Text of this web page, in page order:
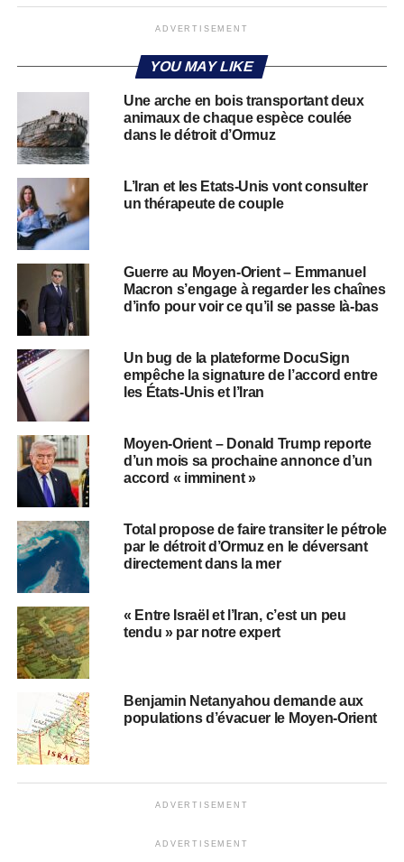
ADVERTISEMENT
YOU MAY LIKE
Une arche en bois transportant deux
animaux de chaque espèce coulée
dans le détroit d’Ormuz
L’Iran et les Etats-Unis vont consulter
un thérapeute de couple
Guerre au Moyen-Orient – Emmanuel
Macron s’engage à regarder les chaînes
d’info pour voir ce qu’il se passe là-bas
Un bug de la plateforme DocuSign
empêche la signature de l’accord entre
les États-Unis et l’Iran
Moyen-Orient – Donald Trump reporte
d’un mois sa prochaine annonce d’un
accord « imminent »
Total propose de faire transiter le pétrole
par le détroit d’Ormuz en le déversant
directement dans la mer
« Entre Israël et l’Iran, c’est un peu
tendu » par notre expert
Benjamin Netanyahou demande aux
populations d’évacuer le Moyen-Orient
ADVERTISEMENT
ADVERTISEMENT